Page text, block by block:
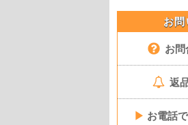
お
お
返
▶ お電話